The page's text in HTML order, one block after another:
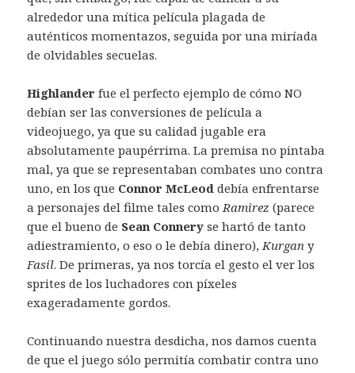
alrededor una mítica película plagada de
auténticos momentazos, seguida por una miríada
de olvidables secuelas.
Highlanderfue el perfecto ejemplo de cómo NO
debían ser las conversiones de película a
videojuego, ya que su calidad jugable era
absolutamente paupérrima. La premisa no pintaba
mal, ya que se representaban combates uno contra
uno, en los que Connor McLeoddebía enfrentarse
a personajes del filme tales como Ramirez(parece
que el bueno de Sean Connery se hartó de tanto
adiestramiento, o eso o le debía dinero), Kurgany
Fasil. De primeras, ya nos torcía el gesto el ver los
sprites de los luchadores con píxeles
exageradamente gordos.
Continuando nuestra desdicha, nos damos cuenta
de que el juego sólo permitía combatir contra uno